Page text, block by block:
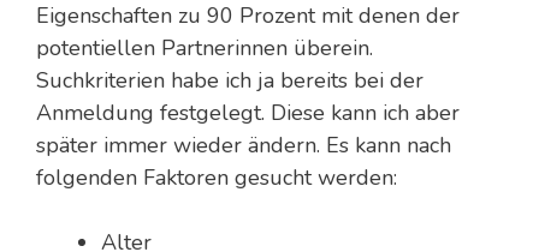
Eigenschaften zu 90 Prozent mit denen der
potentiellen Partnerinnen überein.
Suchkriterien habe ich ja bereits bei der
Anmeldung festgelegt. Diese kann ich aber
später immer wieder ändern. Es kann nach
folgenden Faktoren gesucht werden:
Alter